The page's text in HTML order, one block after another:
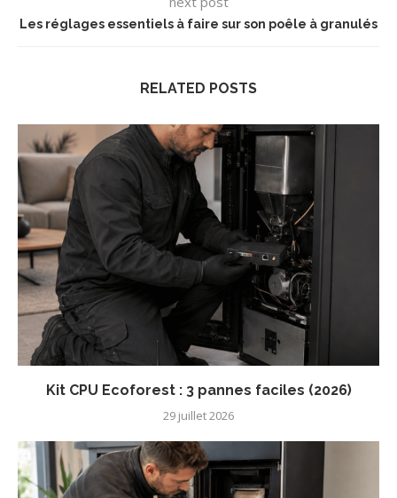
Les réglages essentiels à faire sur son poêle à granulés
RELATED POSTS
Kit CPU Ecoforest : 3 pannes faciles (2026)
29 juillet 2026